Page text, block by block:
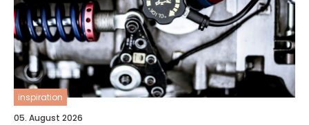
inspiration
05. August 2026